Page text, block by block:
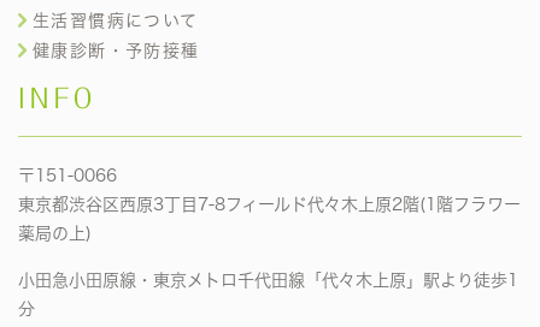
生活習慣病について
健康診断・予防接種
INFO
〒151-0066
東京都渋谷区西原3丁目7-8フィールド代々木上原2階(1階フラワー
薬局の上)
小田急小田原線・東京メトロ千代田線「代々木上原」駅より徒歩1
分